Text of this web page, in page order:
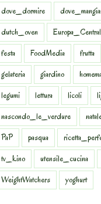
dove_dormire
dutch_oven
festa
FoodMedia frutta
gelateria
giardino
legumi
lettura licoli
nascondo_le_verdure
PaP
pasqua
tv_kino
utensile_cucina
WeightWatchers
yoghurt